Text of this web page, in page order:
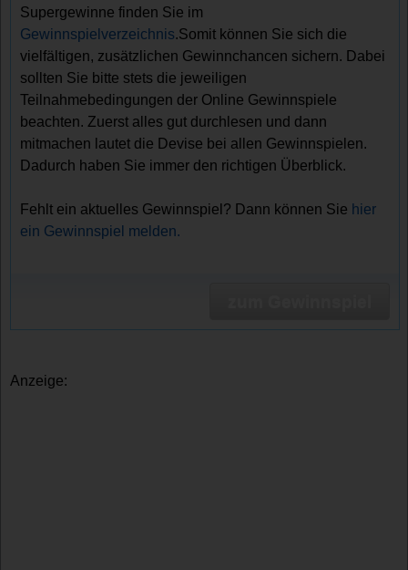
Supergewinne finden Sie im
Gewinnspielverzeichnis.Somit können Sie sich die
vielfältigen, zusätzlichen Gewinnchancen sichern. Dabei
sollten Sie bitte stets die jeweiligen
Teilnahmebedingungen der Online Gewinnspiele
beachten. Zuerst alles gut durchlesen und dann
mitmachen lautet die Devise bei allen Gewinnspielen.
Dadurch haben Sie immer den richtigen Überblick.
Fehlt ein aktuelles Gewinnspiel? Dann können Sie hier
ein Gewinnspiel melden.
Anzeige: